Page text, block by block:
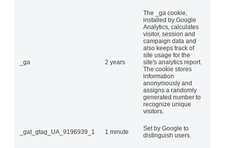
_ga 2 years
The _ga cookie,
installed by Google
Analytics, calculates
visitor, session and
campaign data and
also keeps track of
site usage for the
site's analytics report.
The cookie stores
information
anonymously and
assigns a randomly
generated number to
recognize unique
visitors.
_gat_gtag_UA_9196939_1 1 minute
Set by Google to
distinguish users.